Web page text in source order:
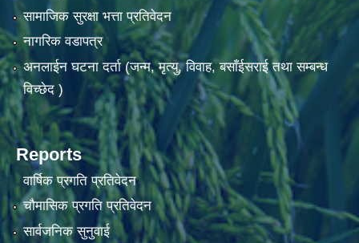
सामाजिक सुरक्षा भत्ता प्रतिवेदन
नागरिक वडापत्र
अनलाईन घटना दर्ता (जन्म, मृत्यु, विवाह, बसाँईसराई तथा सम्बन्ध
विच्छेद )
Reports
वार्षिक प्रगति प्रतिवेदन
चौमासिक प्रगति प्रतिवेदन
सार्वजनिक सुनुवाई